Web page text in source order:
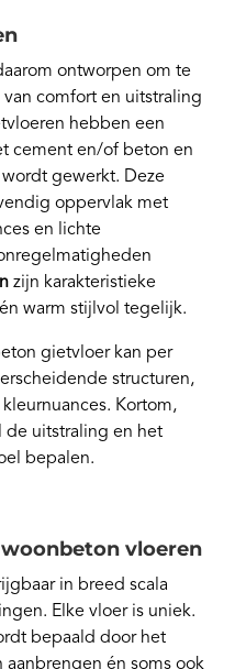
ontworpen om te
comfort en uitstraling
hebben een
cement en/of beton en
gewerkt. Deze
oppervlak met
en lichte
zijn karakteristieke
warm stijlvol tegelijk.
gietvloer kan per
structuren,
Kortom,
de uitstraling en het
bepalen.
vloeren
in breed scala
Elke vloer is uniek.
bepaald door het
aanbrengen én soms ook